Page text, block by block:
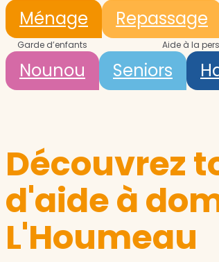
Ménage Repassage
Garde d’enfants
Nounou
Aide à la
Seniors
Découvrez
d'aide à
L'Houmeau